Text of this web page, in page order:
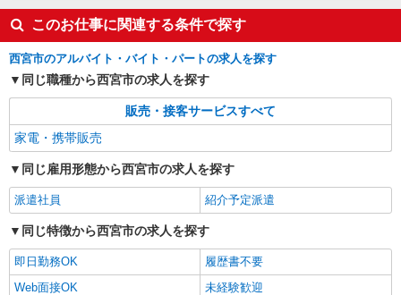
関のみ） ※マイカー通勤は月2万円までガソリン
代支給 資格手当（最大80000円） 住宅手当（最大
20000円） 業務手当（社内規程として支給） 慶弔
手当育児支援手当（社内規定により支給） ※残業
代支給 ゜+゜・。○。・゜+゜・。○。・゜+゜ 入
社祝い金10万円支給(規定有) お友達を紹介頂くと,
インセンティブ支給(規定有) ゜・。○。・゜
+゜・。○。・゜+゜
兵庫県西宮市のsoftbankショップ
キープ 詳細を見る
このお仕事に関連する条件で探す
西宮市のアルバイト・バイト・パートの求人を探す
同じ職種から西宮市の求人を探す
販売・接客サービスすべて
家電・携帯販売
同じ雇用形態から西宮市の求人を探す
派遣社員 紹介予定派遣
同じ特徴から西宮市の求人を探す
即日勤務OK
履歴書不要
Web面接OK
未経験歓迎